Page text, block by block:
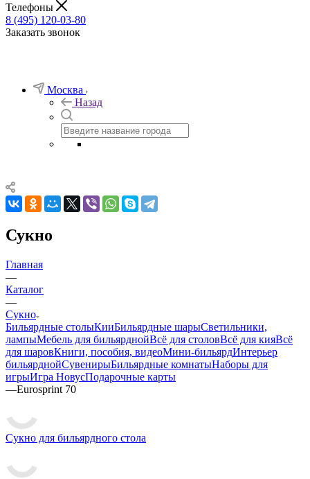
Телефоны
8 (495) 120-03-80
Заказать звонок
Москва
Назад
Сукно
Главная
—
Каталог
—
Сукно
Бильярдные столыКииБильярдные шарыСветильники,
лампыМебель для бильярднойВсё для столовВсё для кияВсё
для шаровКниги, пособия, видеоМини-бильярдИнтерьер
бильярднойСувенирыБильярдные комнатыНаборы для
игрыИгра НовусПодарочные карты
—Eurosprint 70
Сукно для бильярдного стола